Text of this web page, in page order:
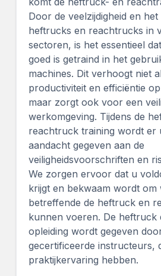
Door de veelzijdigheid en
heftrucks en reachtrucks in
sectoren, is het essentieel
goed is getraind in het
machines. Dit verhoogt niet
productiviteit en efficiëntie
maar zorgt ook voor een
werkomgeving. Tijdens de
reachtruck training wordt er
aandacht gegeven aan de
veiligheidsvoorschriften en
We zorgen ervoor dat u
krijgt en bekwaam wordt om
betreffende de heftruck en
kunnen voeren. De
opleiding wordt gegeven
gecertificeerde instructeurs,
praktijkervaring hebben.